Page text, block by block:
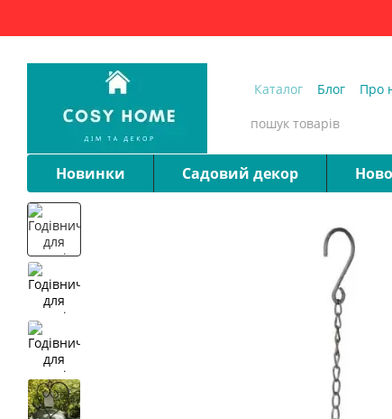
Каталог Блог Про
Новинки Садовий декор